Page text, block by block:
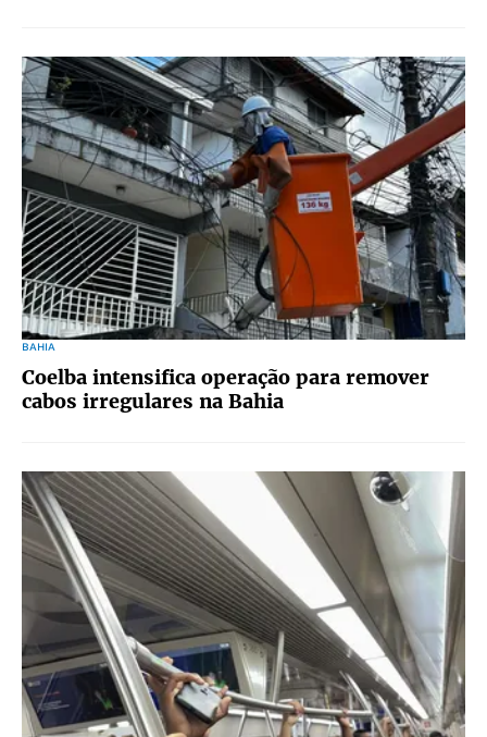
BAHIA
Coelba intensifica operação para remover
cabos irregulares na Bahia